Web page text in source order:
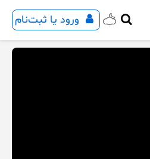
ورود یا ثبت‌نام